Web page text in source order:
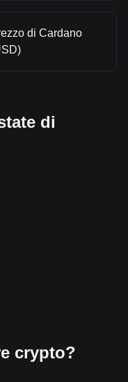
di Cardano
di
crypto?